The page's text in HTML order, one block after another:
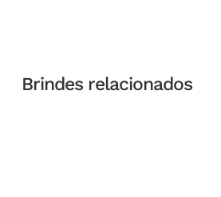
Brindes relacionados